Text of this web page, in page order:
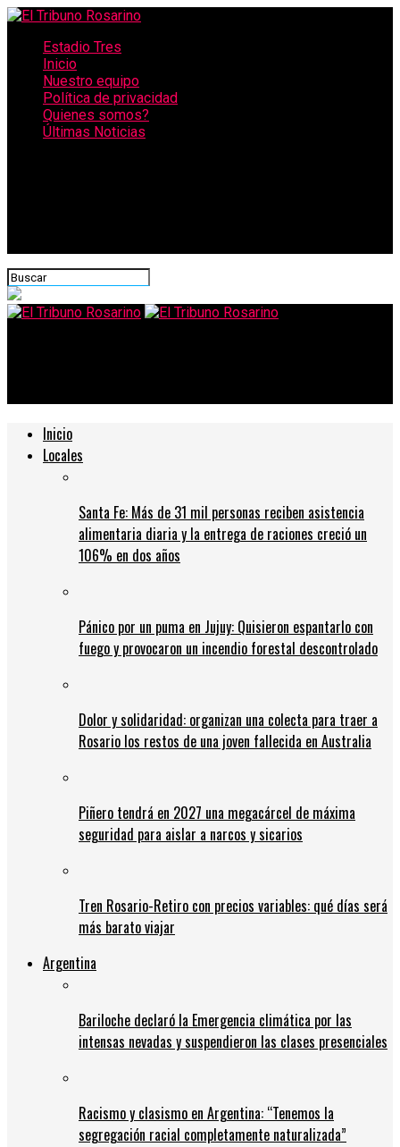
Estadio Tres
Inicio
Nuestro equipo
Política de privacidad
Quienes somos?
Últimas Noticias
Inicio
Locales
Santa Fe: Más de 31 mil personas reciben asistencia
alimentaria diaria y la entrega de raciones creció un
106% en dos años
Pánico por un puma en Jujuy: Quisieron espantarlo con
fuego y provocaron un incendio forestal descontrolado
Dolor y solidaridad: organizan una colecta para traer a
Rosario los restos de una joven fallecida en Australia
Piñero tendrá en 2027 una megacárcel de máxima
seguridad para aislar a narcos y sicarios
Tren Rosario-Retiro con precios variables: qué días será
más barato viajar
Argentina
Bariloche declaró la Emergencia climática por las
intensas nevadas y suspendieron las clases presenciales
Racismo y clasismo en Argentina: “Tenemos la
segregación racial completamente naturalizada”